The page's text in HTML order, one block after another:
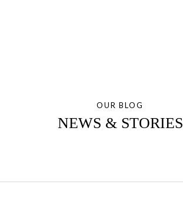
OUR BLOG
NEWS & STORIES